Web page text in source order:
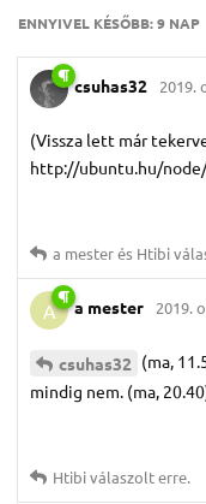
ENNYIVEL KÉSŐBB:9 NAP
csuhas32 2019.
(Vissza lett már
http://ubuntu.hu/
a mesterés Htibi
A a mester 2019.
csuhas32 (ma,
mindig nem. (ma,
Htibiválaszolt erre.